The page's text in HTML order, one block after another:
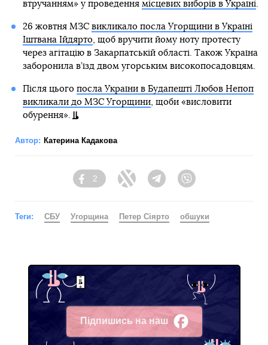
втручанням» у проведення місцевих виборів в Україні
26 жовтня МЗС викликало посла Угорщини в Україні
Іштвана Ійдярто, щоб вручити йому ноту протесту
через агітацію в Закарпатській області. Також Україна
заборонила в’їзд двом угорським високопосадовцям.
Після цього посла України в Будапешті Любов Непоп
викликали до МЗС Угорщини, щоби «висловити
обурення».
Автор: Катерина Кадакова
Facebook
2
Twitter TelegramViber
Теги: СБУ Угорщина Петер Сіярто обшуки
Підпишись на наш
Facebook